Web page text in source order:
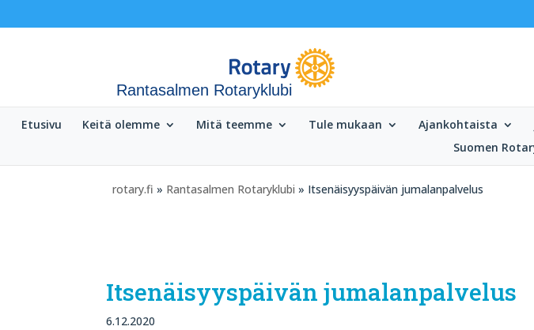
Rantasalmen Rotaryklubi
Etusivu Keitä olemme Mitä teemme Tule mukaan Ajankohtaista
Suomen
rotary.fi » Rantasalmen Rotaryklubi » Itsenäisyyspäivän jumalanpalvelus
Itsenäisyyspäivän jumalanpalvelus
6.12.2020